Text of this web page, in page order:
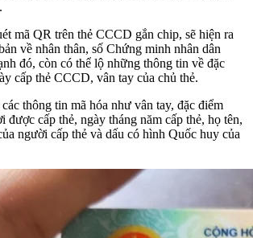
mã QR trên thẻ CCCD gắn chip, sẽ hiện ra
về nhân thân, số Chứng minh nhân dân
đó, còn có thể lộ những thông tin về đặc
cấp thẻ CCCD, vân tay của chủ thẻ.
thông tin mã hóa như vân tay, đặc điểm
được cấp thẻ, ngày tháng năm cấp thẻ, họ tên,
người cấp thẻ và dấu có hình Quốc huy của